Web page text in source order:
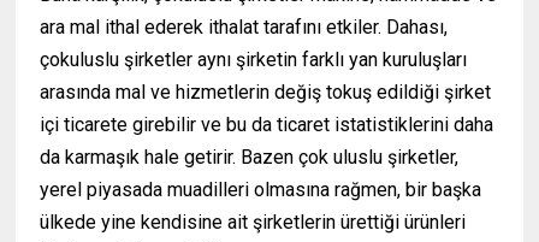
ara mal ithal ederek ithalat tarafını etkiler. Dahası,
çokuluslu şirketler aynı şirketin farklı yan kuruluşları
arasında mal ve hizmetlerin değiş tokuş edildiği şirket
içi ticarete girebilir ve bu da ticaret istatistiklerini daha
da karmaşık hale getirir. Bazen çok uluslu şirketler,
yerel piyasada muadilleri olmasına rağmen, bir başka
ülkede yine kendisine ait şirketlerin ürettiği ürünleri